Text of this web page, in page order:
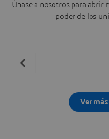
Únase a nosotros para abrir
poder de los
Ver